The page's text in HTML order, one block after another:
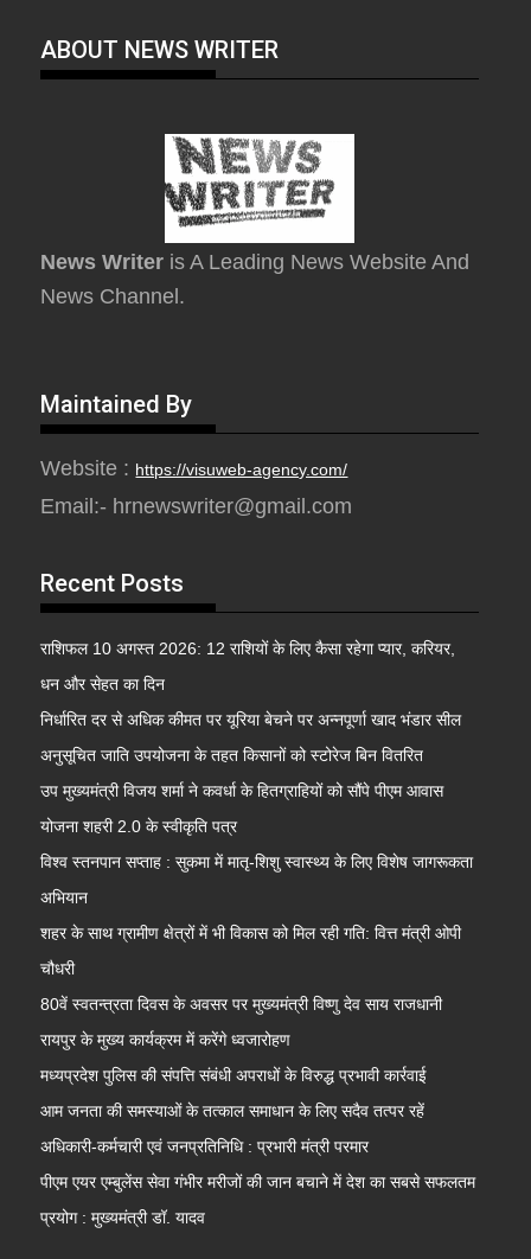
ABOUT NEWS WRITER
News Writer is A Leading News Website And
News Channel.
Maintained By
Website : https://visuweb-agency.com/
Email:- hrnewswriter@gmail.com
Recent Posts
राशिफल 10 अगस्त 2026: 12 राशियों के लिए कैसा रहेगा प्यार, करियर,
धन और सेहत का दिन
निर्धारित दर से अधिक कीमत पर यूरिया बेचने पर अन्नपूर्णा खाद भंडार सील
अनुसूचित जाति उपयोजना के तहत किसानों को स्टोरेज बिन वितरित
उप मुख्यमंत्री विजय शर्मा ने कवर्धा के हितग्राहियों को सौंपे पीएम आवास
योजना शहरी 2.0 के स्वीकृति पत्र
विश्व स्तनपान सप्ताह : सुकमा में मातृ-शिशु स्वास्थ्य के लिए विशेष जागरूकता
अभियान
शहर के साथ ग्रामीण क्षेत्रों में भी विकास को मिल रही गति: वित्त मंत्री ओपी
चौधरी
80वें स्वतन्त्रता दिवस के अवसर पर मुख्यमंत्री विष्णु देव साय राजधानी
रायपुर के मुख्य कार्यक्रम में करेंगे ध्वजारोहण
मध्यप्रदेश पुलिस की संपत्ति संबंधी अपराधों के विरुद्ध प्रभावी कार्रवाई
आम जनता की समस्याओं के तत्काल समाधान के लिए सदैव तत्पर रहें
अधिकारी-कर्मचारी एवं जनप्रतिनिधि : प्रभारी मंत्री परमार
पीएम एयर एम्बुलेंस सेवा गंभीर मरीजों की जान बचाने में देश का सबसे सफलतम
प्रयोग : मुख्यमंत्री डॉ. यादव